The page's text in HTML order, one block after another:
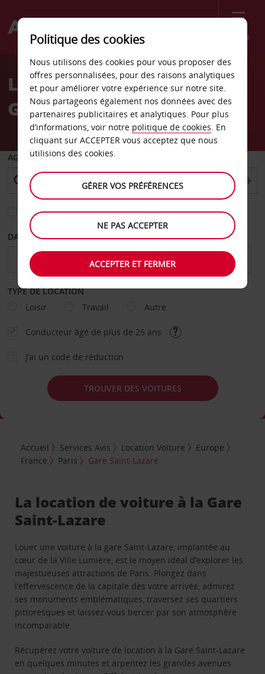
Menu
Welcome
AvisLa location de voiture à la
Gare Saint-Lazare
AGENCE DE DÉPART
Sélectionnez une autre agence de retour
DATE DE DÉPART DATE DE RETOUR
TYPE DE LOCATION
Loisir
Travail Autre
Conducteur âgé de plus de 25 ans
J’ai un code de réduction
TROUVER DES VOITURES
Accueil Services Avis Location Voiture
Europe
France
Paris Gare Saint-Lazare
La location de voiture à la Gare
Saint-Lazare
Louer une voiture à la gare Saint-Lazare, implantée au
cœur de la Ville Lumière, est le moyen idéal d’explorer les
majestueuses attractions de Paris. Plongez dans
l’effervescence de la capitale dès votre arrivée, admirez
ses monuments emblématiques, traversez ses quartiers
pittoresques et laissez-vous bercer par son atmosphère
incomparable.
Récupérez votre voiture de location à la Gare Saint-Lazare
en quelques minutes et arpentez les grandes avenues
Politique des cookies
Nous utilisons des cookies pour vous proposer des
offres personnalisées, pour des raisons analytiques
et pour améliorer votre expérience sur notre site.
Nous partageons également nos données avec des
partenaires publicitaires et analytiques. Pour plus
d’informations, voir notre politique de cookies. En
cliquant sur ACCEPTER vous acceptez que nous
utilisions des cookies.
GÉRER VOS PRÉFÉRENCES
NE PAS ACCEPTER
ACCEPTER ET FERMER